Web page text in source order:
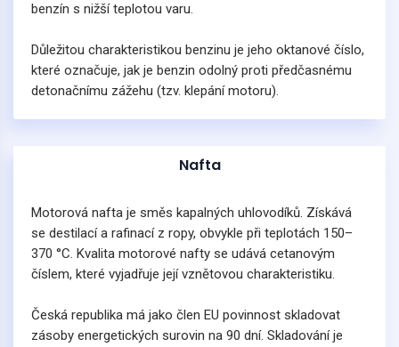
benzín s nižší teplotou varu.
Důležitou charakteristikou benzinu je jeho oktanové číslo,
které označuje, jak je benzin odolný proti předčasnému
detonačnímu zážehu (tzv. klepání motoru).
Nafta
Motorová nafta je směs kapalných uhlovodíků. Získává
se destilací a rafinací z ropy, obvykle při teplotách 150–
370 °C. Kvalita motorové nafty se udává cetanovým
číslem, které vyjadřuje její vznětovou charakteristiku.
Česká republika má jako člen EU povinnost skladovat
zásoby energetických surovin na 90 dní. Skladování je